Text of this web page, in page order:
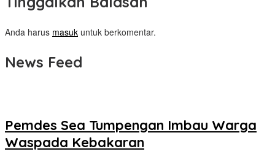
Anda harus masuk untuk berkomentar.
News Feed
Pemdes Sea Tumpengan Imbau Warga
Waspada Kebakaran